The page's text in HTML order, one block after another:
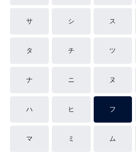
サ シ ス
タ チ ツ
ナ ニ ヌ
ハ ヒ フ
マ ミ ム